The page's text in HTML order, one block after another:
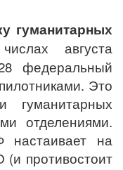
гуманитарных
августа
федеральный
Это
гуманитарных
отделениями.
на
противостоит